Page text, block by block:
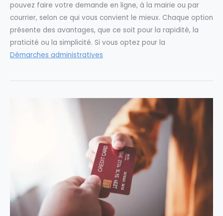
pouvez faire votre demande en ligne, à la mairie ou par
courrier, selon ce qui vous convient le mieux. Chaque option
présente des avantages, que ce soit pour la rapidité, la
praticité ou la simplicité. Si vous optez pour la
Démarches administratives